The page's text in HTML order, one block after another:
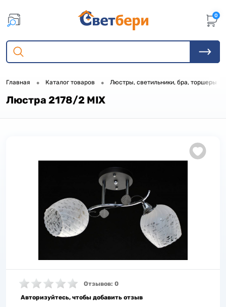
0
Главная • Каталог товаров • Люстры, светильники, бра, торшеры
Люстра 2178/2 MIX
Отзывов: 0
Авторизуйтесь, чтобы добавить отзыв